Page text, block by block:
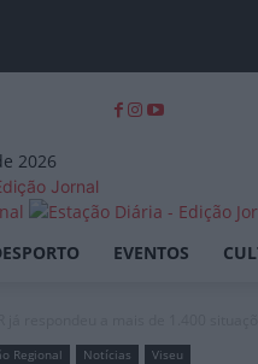
2026
Jornal
EVENTOS
Regional Notícias Viseu